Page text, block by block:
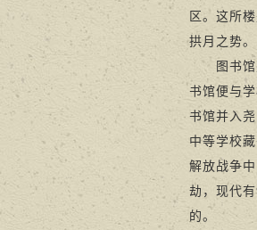
区。这所
拱月之势。
图书馆建
书馆便与
书馆并入
中等学校
解放战争
劫，现代
的。